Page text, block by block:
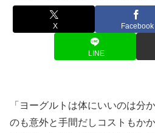
X Facebook
LINE
「ヨーグルトは体にいいのは分
のも意外と手間だしコストもか